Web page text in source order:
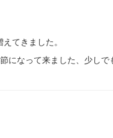
てきました。
になって来ました、少し